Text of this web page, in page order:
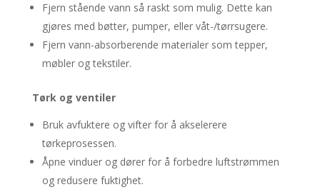
Fjern stående vann så raskt som mulig. Dette kan
gjøres med bøtter, pumper, eller våt-/tørrsugere.
Fjern vann-absorberende materialer som tepper,
møbler og tekstiler.
Tørk og ventiler
Bruk avfuktere og vifter for å akselerere
tørkeprosessen.
Åpne vinduer og dører for å forbedre luftstrømmen
og redusere fuktighet.